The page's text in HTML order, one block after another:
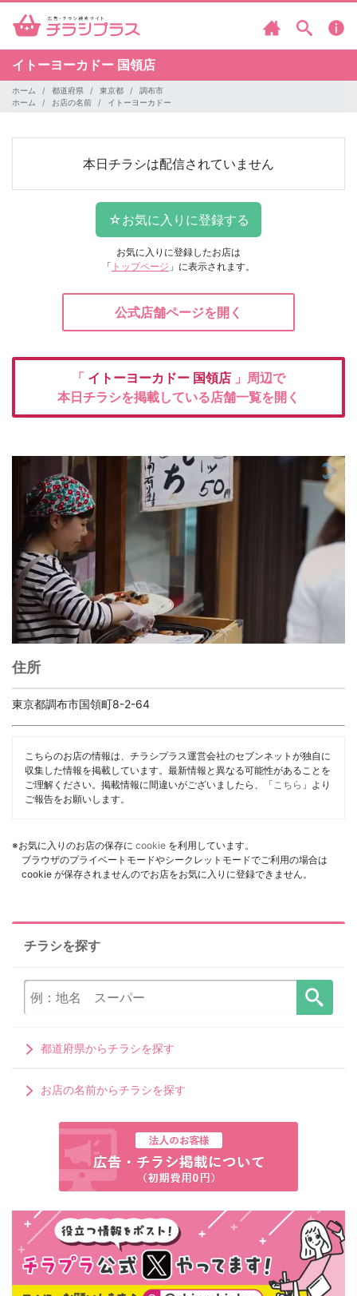
イトーヨーカドー 国領店
ホーム 都道府県 東京都
調布市
ホーム
お店の名前 イトーヨーカドー
本日チラシは配信されていません
お気に入りに登録したお店は
「 トップページ 」に表示されます。
公式店舗ページを開く
「 イトーヨーカドー 国領店 」周辺で
本日チラシを掲載している店舗一覧を開く
住所
東京都調布市国領町8-2-64
こちらのお店の情報は、チラシプラス運営会社のセブンネットが独自に
収集した情報を掲載しています。最新情報と異なる可能性があることを
ご理解ください。掲載情報に間違いがございましたら、「 こちら 」より
ご報告をお願いします。
※お気に入りのお店の保存に cookie を利用しています。
ブラウザのプライベートモードやシークレットモードでご利用の場合は
cookie が保存されませんのでお店をお気に入りに登録できません。
チラシを探す
都道府県からチラシを探す
お店の名前からチラシを探す